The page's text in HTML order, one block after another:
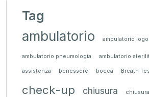
Tag
ambulatorio ambulatorio
ambulatorio pneumologia ambulatorio
assistenza benessere bocca Breath
check-up chiusura